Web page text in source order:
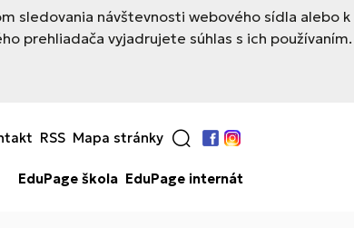
sledovania návštevnosti webového sídla alebo k
prehliadača vyjadrujete súhlas s ich používaním.
RSS Mapa stránky
Facebook
Instagram
EduPage škola EduPage internát